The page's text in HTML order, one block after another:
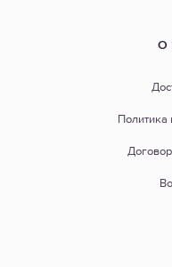
О
Политика